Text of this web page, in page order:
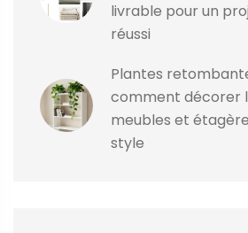
livrable pour un
réussi
Plantes
comment décorer
meubles et
style